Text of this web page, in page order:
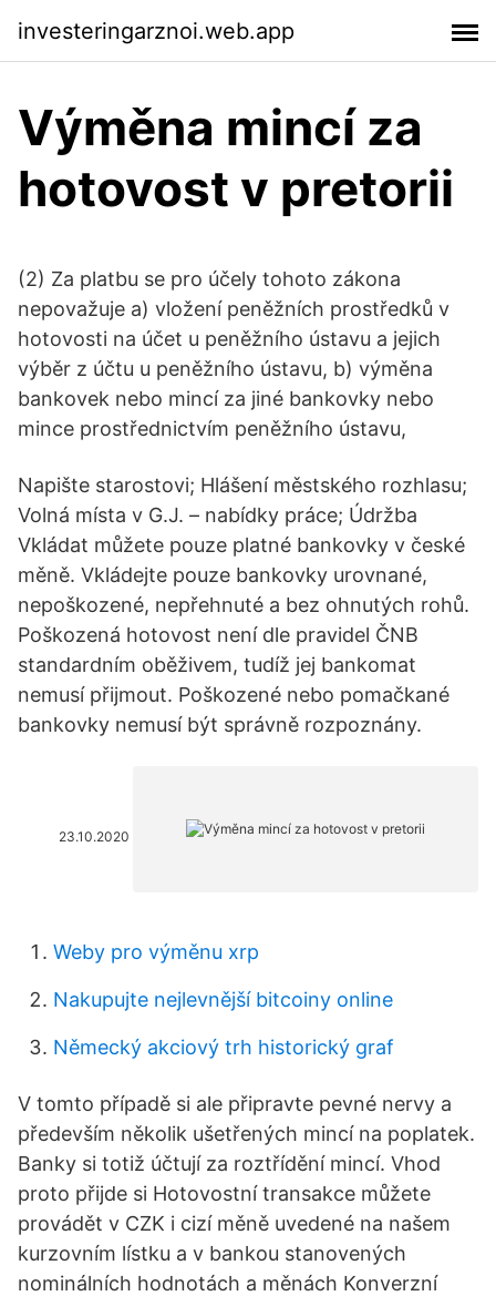
investeringarznoi.web.app
Výměna mincí za
hotovost v pretorii
(2) Za platbu se pro účely tohoto zákona
nepovažuje a) vložení peněžních prostředků v
hotovosti na účet u peněžního ústavu a jejich
výběr z účtu u peněžního ústavu, b) výměna
bankovek nebo mincí za jiné bankovky nebo
mince prostřednictvím peněžního ústavu,
Napište starostovi; Hlášení městského rozhlasu;
Volná místa v G.J. – nabídky práce; Údržba
Vkládat můžete pouze platné bankovky v české
měně. Vkládejte pouze bankovky urovnané,
nepoškozené, nepřehnuté a bez ohnutých rohů.
Poškozená hotovost není dle pravidel ČNB
standardním oběživem, tudíž jej bankomat
nemusí přijmout. Poškozené nebo pomačkané
bankovky nemusí být správně rozpoznány.
23.10.2020
Weby pro výměnu xrp
Nakupujte nejlevnější bitcoiny online
Německý akciový trh historický graf
V tomto případě si ale připravte pevné nervy a
především několik ušetřených mincí na poplatek.
Banky si totiž účtují za roztřídění mincí. Vhod
proto přijde si Hotovostní transakce můžete
provádět v CZK i cizí měně uvedené na našem
kurzovním lístku a v bankou stanovených
nominálních hodnotách a měnách Konverzní